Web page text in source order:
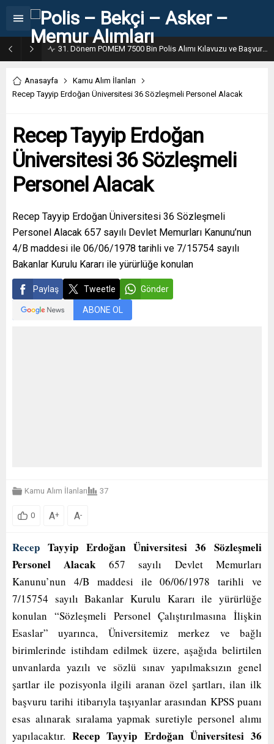
31. Dönem POMEM 7500 Bin Polis Alımı Kılavuzu ve Başvuru Ekranı
Anasayfa
Kamu Alım İlanları
Recep Tayyip Erdoğan Üniversitesi 36 Sözleşmeli Personel Alacak
Recep Tayyip Erdoğan
Üniversitesi 36 Sözleşmeli
Personel Alacak
Recep Tayyip Erdoğan Üniversitesi 36 Sözleşmeli
Personel Alacak 657 sayılı Devlet Memurları Kanunu’nun
4/B maddesi ile 06/06/1978 tarihli ve 7/15754 sayılı
Bakanlar Kurulu Kararı ile yürürlüğe konulan
Paylaş Tweetle Gönder
ABONE OL
Kamu Alım İlanları 37
0 A+ A-
Recep Tayyip Erdoğan Üniversitesi 36 Sözleşmeli
Personel Alacak 657 sayılı Devlet Memurları
Kanunu’nun 4/B maddesi ile 06/06/1978 tarihli ve
7/15754 sayılı Bakanlar Kurulu Kararı ile yürürlüğe
konulan “Sözleşmeli Personel Çalıştırılmasına İlişkin
Esaslar” uyarınca, Üniversitemiz merkez ve bağlı
birimlerinde istihdam edilmek üzere, aşağıda belirtilen
unvanlarda yazılı ve sözlü sınav yapılmaksızın genel
şartlar ile pozisyonla ilgili aranan özel şartları, ilan ilk
başvuru tarihi itibarıyla taşıyanlar arasından KPSS puanı
esas alınarak sıralama yapmak suretiyle personel alımı
yapılacaktır. Recep Tayyip Erdoğan Üniversitesi 36